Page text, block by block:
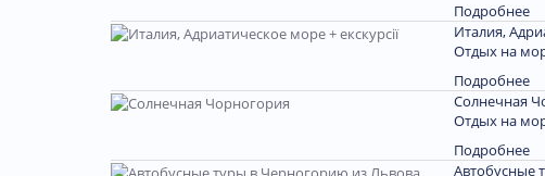
Подробнее
Италия,
Отдых на
Подробнее
Солнечная
Отдых на
Подробнее
Автобусные